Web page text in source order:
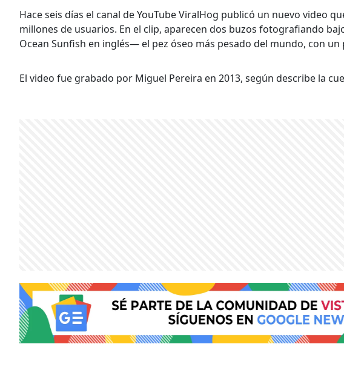
Hace seis días el canal de YouTube ViralHog publicó un nuevo video
millones de usuarios. En el clip, aparecen dos buzos fotografiando
Ocean Sunfish en inglés— el pez óseo más pesado del mundo, con
El video fue grabado por Miguel Pereira en 2013, según describe la